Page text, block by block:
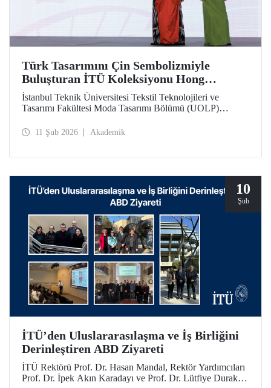
Türk Tasarımını Çin Sembolizmiyle
Buluşturan İTÜ Koleksiyonu Hong
Kong’ta Sergilendi
İstanbul Teknik Üniversitesi Tekstil Teknolojileri ve
Tasarımı Fakültesi Moda Tasarımı Bölümü (UOLP)
tasarlanan ve Öğr. Gör. Dr. Belgin Görgün’ün
Hong Kong Polytechnic University (PolyU) ev
sahipliğinde düzenlenen defilede tanıtıldı.
11 Şub 2026 Akademik
10
Şub
İTÜ’den Uluslararasılaşma ve İş Birliğini
Derinleştiren ABD Ziyareti
İTÜ Rektörü Prof. Dr. Hasan Mandal, Rektör Yardımcıları
Prof. Dr. İpek Akın Karadayı ve Prof. Dr. Lütfiye Durak